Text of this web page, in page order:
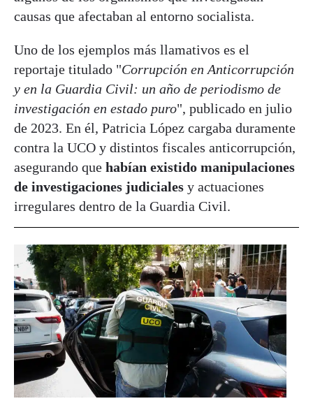
causas que afectaban al entorno socialista.
Uno de los ejemplos más llamativos es el
reportaje titulado "Corrupción en Anticorrupción
y en la Guardia Civil: un año de periodismo de
investigación en estado puro", publicado en julio
de 2023. En él, Patricia López cargaba duramente
contra la UCO y distintos fiscales anticorrupción,
asegurando que habían existido manipulaciones
de investigaciones judiciales y actuaciones
irregulares dentro de la Guardia Civil.